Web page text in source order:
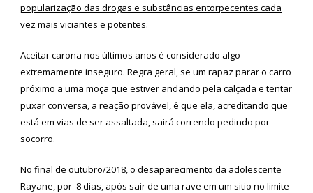
popularização das drogas e substâncias entorpecentes cada
vez mais viciantes e potentes.
Aceitar carona nos últimos anos é considerado algo
extremamente inseguro. Regra geral, se um rapaz parar o carro
próximo a uma moça que estiver andando pela calçada e tentar
puxar conversa, a reação provável, é que ela, acreditando que
está em vias de ser assaltada, sairá correndo pedindo por
socorro.
No final de outubro/2018, o desaparecimento da adolescente
Rayane, por 8 dias, após sair de uma rave em um sitio no limite